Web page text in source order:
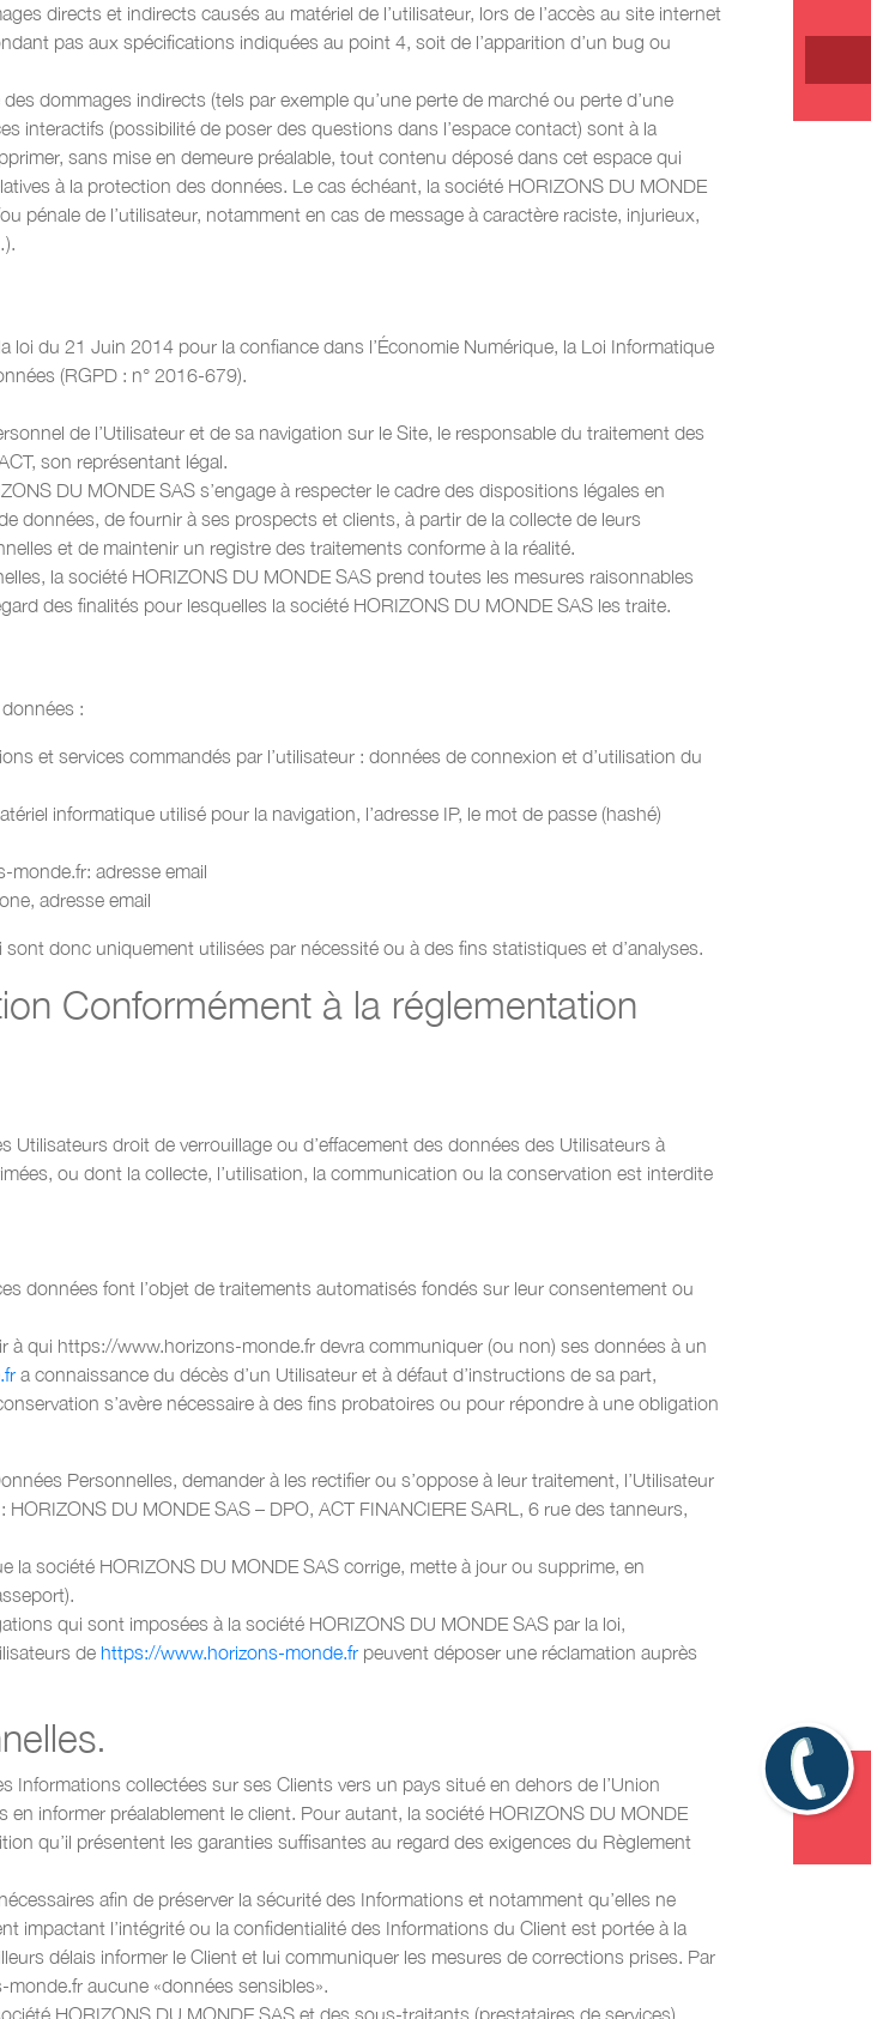
directs et indirects causés au matériel de l’utilisateur, lors de l’accès au site internet
pas aux spécifications indiquées au point 4, soit de l’apparition d’un bug ou
dommages indirects (tels par exemple qu’une perte de marché ou perte d’une
interactifs (possibilité de poser des questions dans l’espace contact) sont à la
sans mise en demeure préalable, tout contenu déposé dans cet espace qui
à la protection des données. Le cas échéant, la société HORIZONS DU MONDE
pénale de l’utilisateur, notamment en cas de message à caractère raciste, injurieux,
du 21 Juin 2014 pour la confiance dans l’Économie Numérique, la Loi Informatique
(RGPD : n° 2016-679).
de l’Utilisateur et de sa navigation sur le Site, le responsable du traitement des
son représentant légal.
DU MONDE SAS s’engage à respecter le cadre des dispositions légales en
données, de fournir à ses prospects et clients, à partir de la collecte de leurs
et de maintenir un registre des traitements conforme à la réalité.
la société HORIZONS DU MONDE SAS prend toutes les mesures raisonnables
des finalités pour lesquelles la société HORIZONS DU MONDE SAS les traite.
:
et services commandés par l’utilisateur : données de connexion et d’utilisation du
informatique utilisé pour la navigation, l’adresse IP, le mot de passe (hashé)
adresse email
adresse email
donc uniquement utilisées par nécessité ou à des fins statistiques et d’analyses.
Conformément à la réglementation
droit de verrouillage ou d’effacement des données des Utilisateurs à
ou dont la collecte, l’utilisation, la communication ou la conservation est interdite
données font l’objet de traitements automatisés fondés sur leur consentement ou
qui https://www.horizons-monde.fr devra communiquer (ou non) ses données à un
a connaissance du décès d’un Utilisateur et à défaut d’instructions de sa part,
s’avère nécessaire à des fins probatoires ou pour répondre à une obligation
Personnelles, demander à les rectifier ou s’oppose à leur traitement, l’Utilisateur
DU MONDE SAS – DPO, ACT FINANCIERE SARL, 6 rue des tanneurs,
la société HORIZONS DU MONDE SAS corrige, mette à jour ou supprime, en
qui sont imposées à la société HORIZONS DU MONDE SAS par la loi,
de https://www.horizons-monde.fr peuvent déposer une réclamation auprès
Informations collectées sur ses Clients vers un pays situé en dehors de l’Union
informer préalablement le client. Pour autant, la société HORIZONS DU MONDE
qu’il présentent les garanties suffisantes au regard des exigences du Règlement
afin de préserver la sécurité des Informations et notamment qu’elles ne
l’intégrité ou la confidentialité des Informations du Client est portée à la
délais informer le Client et lui communiquer les mesures de corrections prises. Par
aucune «données sensibles».
HORIZONS DU MONDE SAS et des sous-traitants (prestataires de services),